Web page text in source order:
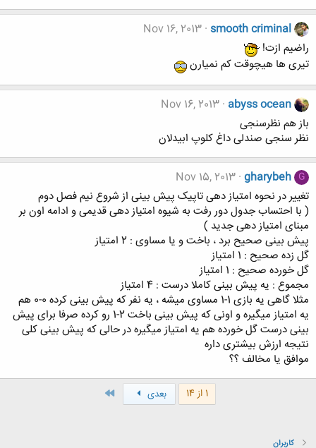
smooth criminal
Nov 16, 2013
راضیم ازت!
تیری ها هیچوقت کم نمیارن
abyss ocean
Nov 16, 2013
باز هم نظرسنجی
نظر سنجی صندلی داغ کلوپ ابیدلان
G
gharybeh
Nov 15, 2013
تغییر در نحوه امتیاز دهی تاپیک پیش بینی از شروع نیم فصل دوم
( با احتساب جدول دور رفت به شیوه امتیاز دهی قدیمی و ادامه اون بر
مبنای امتیاز دهی جدید )
پیش بینی صحیح برد ، باخت و یا مساوی : 2 امتیاز
گل زده صحیح : 1 امتیاز
گل خورده صحیح : 1 امتیاز
مجموع : یه پیش بینی کاملا درست : 4 امتیاز
مثلا گاهی یه بازی 1-1 مساوی میشه ، یه نفر که پیش بینی کرده 0-0 هم
یه امتیاز میگیره و اونی که پیش بینی باخت 2-1 رو کرده صرفا برای پیش
بینی درست گل خورده هم یه امتیاز میگیره در حالی که پیش بینی کلی
نتیجه ارزش بیشتری داره
موافق یا مخالف ؟؟
1 از 14 بعدی
کاربران